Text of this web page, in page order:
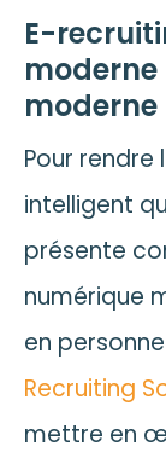
E-
Pour
intelligent
présente
numérique
en
Recruiting
mettre en